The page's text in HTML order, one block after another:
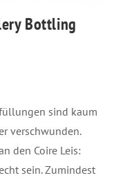
Bottling
sind kaum
verschwunden.
den Coire Leis:
sein. Zumindest